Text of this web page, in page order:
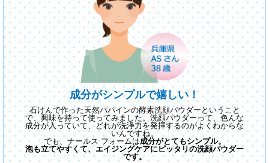
成分がシンプルで嬉しい！
石けんで作った天然パパインの酵素洗顔パウダーということ
で、興味を持って使ってみました。洗顔パウダーって、色んな
成分が入っていて、どれが洗浄力を発揮するのがよくわからな
いんですね。
でも、ナールス フォームは成分がとてもシンプル。
泡も立てやすくて、エイジングケアにピッタリの洗顔パウダー
です。